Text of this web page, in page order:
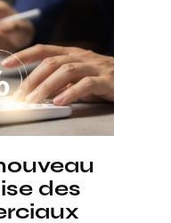
des